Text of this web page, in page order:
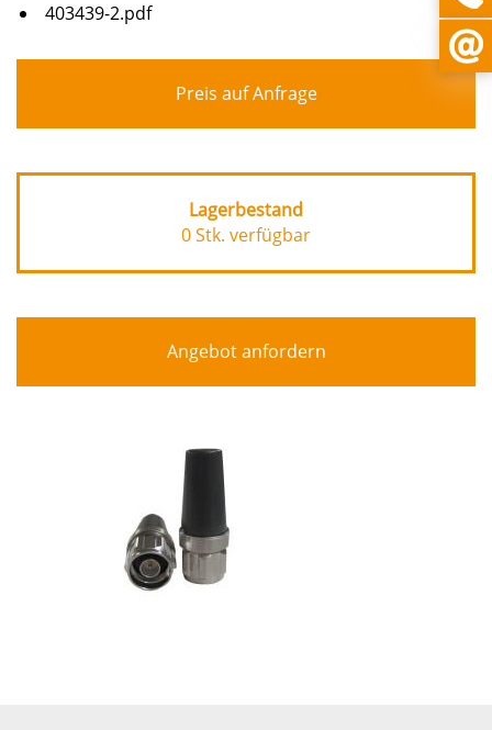
403439-2.pdf
Preis auf Anfrage
Lagerbestand
0 Stk. verfügbar
Angebot anfordern